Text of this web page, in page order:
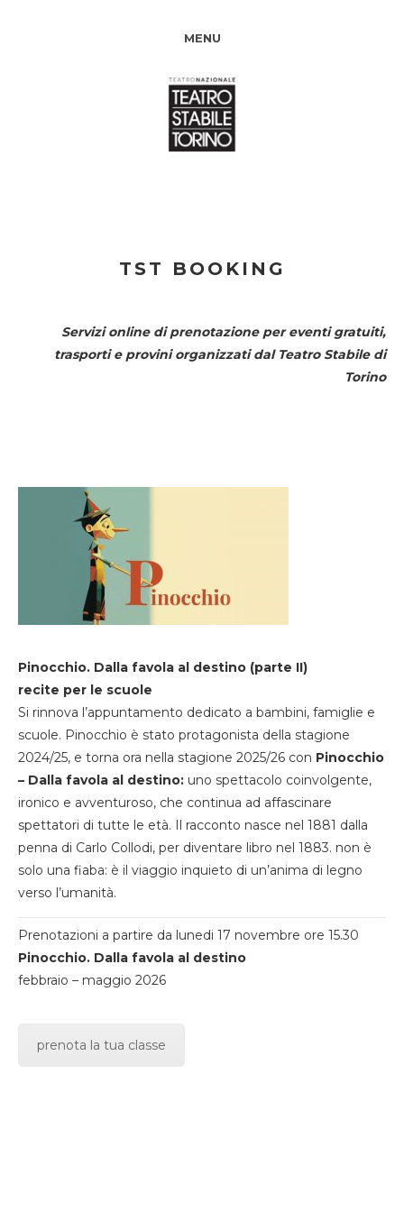
MENU
TST BOOKING
Servizi online di prenotazione per eventi gratuiti,
trasporti e provini organizzati dal Teatro Stabile di
Torino
Pinocchio. Dalla favola al destino (parte II)
recite per le scuole
Si rinnova l’appuntamento dedicato a bambini, famiglie e
scuole. Pinocchio è stato protagonista della stagione
2024/25, e torna ora nella stagione 2025/26 con Pinocchio
– Dalla favola al destino: uno spettacolo coinvolgente,
ironico e avventuroso, che continua ad affascinare
spettatori di tutte le età. Il racconto nasce nel 1881 dalla
penna di Carlo Collodi, per diventare libro nel 1883. non è
solo una fiaba: è il viaggio inquieto di un’anima di legno
verso l’umanità.
Prenotazioni a partire da lunedi 17 novembre ore 15.30
Pinocchio. Dalla favola al destino
febbraio – maggio 2026
prenota la tua classe